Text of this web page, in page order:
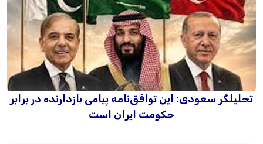
تحلیلگر سعودی: این توافق‌نامه پیامی بازدارنده در برابر
حکومت ایران است